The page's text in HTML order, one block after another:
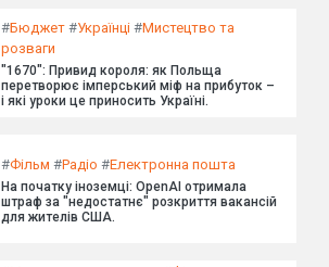
#Бюджет #Українці #Мистецтво та
розваги
"1670": Привид короля: як Польща
перетворює імперський міф на прибуток –
і які уроки це приносить Україні.
#Фільм #Радіо #Електронна пошта
На початку іноземці: OpenAI отримала
штраф за "недостатнє" розкриття вакансій
для жителів США.